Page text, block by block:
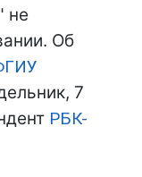
не
Об
7
РБК-